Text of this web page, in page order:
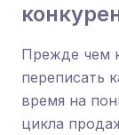
Прежде чем
переписать
время на
цикла